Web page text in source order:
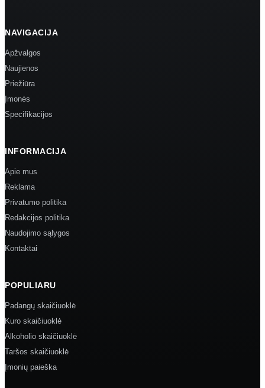
NAVIGACIJA
Apžvalgos
Naujienos
Priežiūra
Įmonės
Specifikacijos
INFORMACIJA
Apie mus
Reklama
Privatumo politika
Redakcijos politika
Naudojimo sąlygos
Kontaktai
POPULIARU
Padangų skaičiuoklė
Kuro skaičiuoklė
Alkoholio skaičiuoklė
Taršos skaičiuoklė
Įmonių paieška